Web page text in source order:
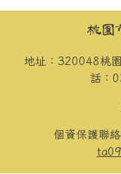
頁尾區域內容
桃園
地址：320048桃
話：
個資保護聯